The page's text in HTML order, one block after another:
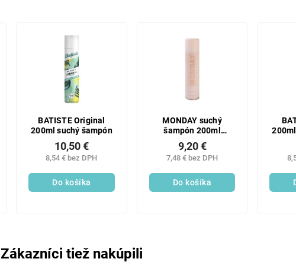
BATISTE Original
200ml suchý šampón
8,54 € bez DPH
10,50 €
Do košíka
MONDAY suchý
šampón 200ml
VOLUME
7,48 € bez DPH
9,20 €
Do košíka
Zákazníci tiež nakúpili